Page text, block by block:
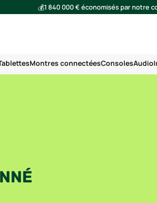
💰1 840 000 € économisés par notre
Montres connectéesConsolesAudio